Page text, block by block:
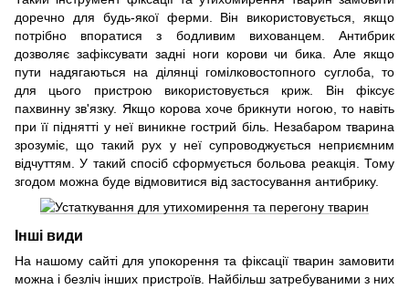
доречно для будь-якої ферми. Він використовується, якщо
потрібно впоратися з бодливим вихованцем. Антибрик
дозволяє зафіксувати задні ноги корови чи бика. Але якщо
пути надягаються на ділянці гомілковостопного суглоба, то
для цього пристрою використовується криж. Він фіксує
пахвинну зв'язку. Якщо корова хоче брикнути ногою, то навіть
при її піднятті у неї виникне гострий біль. Незабаром тварина
зрозуміє, що такий рух у неї супроводжується неприємним
відчуттям. У такий спосіб сформується больова реакція. Тому
згодом можна буде відмовитися від застосування антибрику.
Інші види
На нашому сайті для упокорення та фіксації тварин замовити
можна і безліч інших пристроїв. Найбільш затребуваними з них